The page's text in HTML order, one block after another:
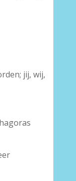
jij, wij,